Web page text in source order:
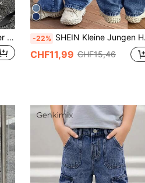
SHEIN Kleine Jungen Sommer Retro Vintage Washed Katzenbart Loose Fit blaue Jeans Bermuda Shorts, Frühling/Sommer Streetwear und Frühlingsferien -22% SHEIN Kleine Jungen Herbst- und Wintermode, Washed lässige weite Bein Baggy Jeans in Blau, für Schulkleidung und Streetwear
CHF11,99 CHF15,46